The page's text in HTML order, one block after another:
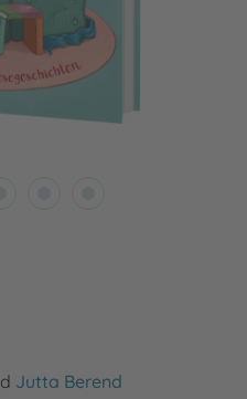
Jutta Berend